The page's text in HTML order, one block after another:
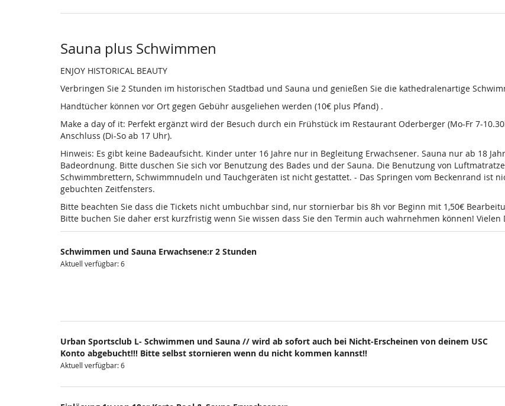
Sauna plus Schwimmen
ENJOY HISTORICAL BEAUTY
Verbringen Sie 2 Stunden im historischen Stadtbad und Sauna und genießen Sie die kathedralenartige
Handtücher können vor Ort gegen Gebühr ausgeliehen werden (10€ plus Pfand) .
Make a day of it: Perfekt ergänzt wird der Besuch durch ein Frühstück im Restaurant Oderberger (Mo-Fr 7-
Anschluss (Di-So ab 17 Uhr).
Hinweis: Es gibt keine Badeaufsicht. Kinder unter 16 Jahre nur in Begleitung Erwachsener. Sauna nur ab 18
Badeordnung. Bitte duschen Sie sich vor Benutzung des Bades und der Sauna. Die Benutzung von
Schwimmbrettern, Schwimmnudeln und Tauchgeräten ist nicht gestattet. - Das Springen vom Beckenrand ist
gebuchten Zeitfensters.
Bitte beachten Sie dass die Tickets nicht umbuchbar sind, nur stornierbar bis 8h vor Beginn mit 1,50€
Bitte buchen Sie daher erst kurzfristig wenn Sie wissen dass Sie den Termin auch wahrnehmen können! Vielen
Schwimmen und Sauna Erwachsene:r 2 Stunden
Aktuell verfügbar: 6
Urban Sportsclub L- Schwimmen und Sauna // wird ab sofort auch bei Nicht-Erscheinen von deinem USC
Konto abgebucht!!! Bitte selbst stornieren wenn du nicht kommen kannst!!
Aktuell verfügbar: 6